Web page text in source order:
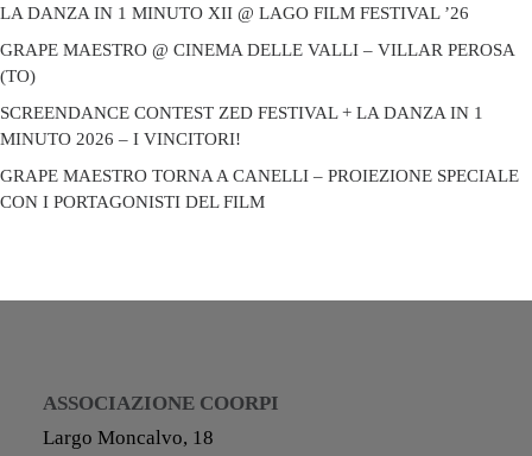
LA DANZA IN 1 MINUTO XII @ LAGO FILM FESTIVAL ’26
GRAPE MAESTRO @ CINEMA DELLE VALLI – VILLAR PEROSA
(TO)
SCREENDANCE CONTEST ZED FESTIVAL + LA DANZA IN 1
MINUTO 2026 – I VINCITORI!
GRAPE MAESTRO TORNA A CANELLI – PROIEZIONE SPECIALE
CON I PORTAGONISTI DEL FILM
ASSOCIAZIONE COORPI
Largo Moncalvo, 18